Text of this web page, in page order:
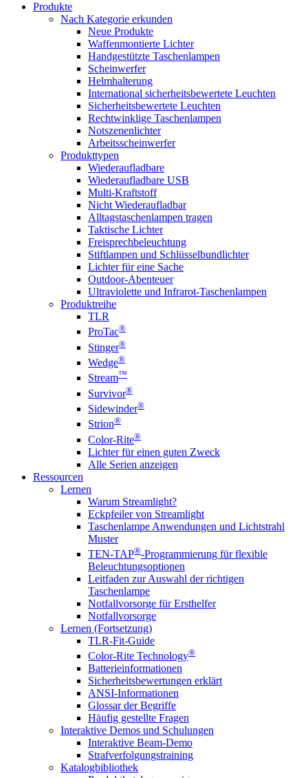
Produkte
Nach Kategorie erkunden
Neue Produkte
Waffenmontierte Lichter
Handgestützte Taschenlampen
Scheinwerfer
Helmhalterung
International sicherheitsbewertete Leuchten
Sicherheitsbewertete Leuchten
Rechtwinklige Taschenlampen
Notszenenlichter
Arbeitsscheinwerfer
Produkttypen
Wiederaufladbare
Wiederaufladbare USB
Multi-Kraftstoff
Nicht Wiederaufladbar
Alltagstaschenlampen tragen
Taktische Lichter
Freisprechbeleuchtung
Stiftlampen und Schlüsselbundlichter
Lichter für eine Sache
Outdoor-Abenteuer
Ultraviolette und Infrarot-Taschenlampen
Produktreihe
TLR
ProTac®
Stinger®
Wedge®
Stream™
Survivor®
Sidewinder®
Strion®
Color-Rite®
Lichter für einen guten Zweck
Alle Serien anzeigen
Ressourcen
Lernen
Warum Streamlight?
Eckpfeiler von Streamlight
Taschenlampe Anwendungen und Lichtstrahl
Muster
TEN-TAP®-Programmierung für flexible
Beleuchtungsoptionen
Leitfaden zur Auswahl der richtigen
Taschenlampe
Notfallvorsorge für Ersthelfer
Notfallvorsorge
Lernen (Fortsetzung)
TLR-Fit-Guide
Color-Rite Technology®
Batterieinformationen
Sicherheitsbewertungen erklärt
ANSI-Informationen
Glossar der Begriffe
Häufig gestellte Fragen
Interaktive Demos und Schulungen
Interaktive Beam-Demo
Strafverfolgungstraining
Katalogbibliothek